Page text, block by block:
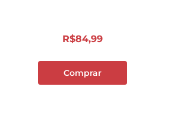
R$84,99
Comprar